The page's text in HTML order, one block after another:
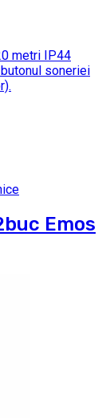
metri IP44
soneriei
Emos